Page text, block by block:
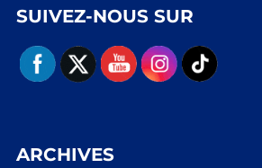
SUIVEZ-NOUS SUR
ARCHIVES